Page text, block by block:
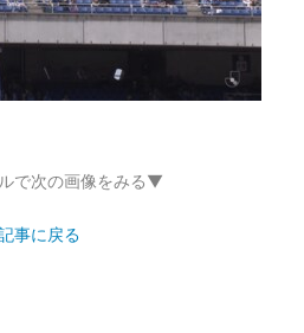
で次の画像をみる▼
事に戻る